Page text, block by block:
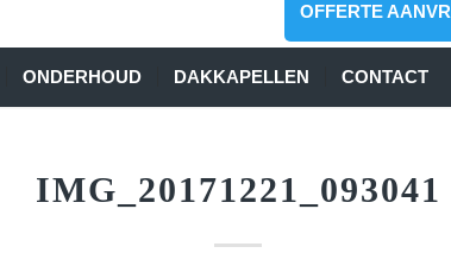
ONDERHOUD DAKKAPELLEN CONTACT
OFFERTE
IMG_20171221_093041